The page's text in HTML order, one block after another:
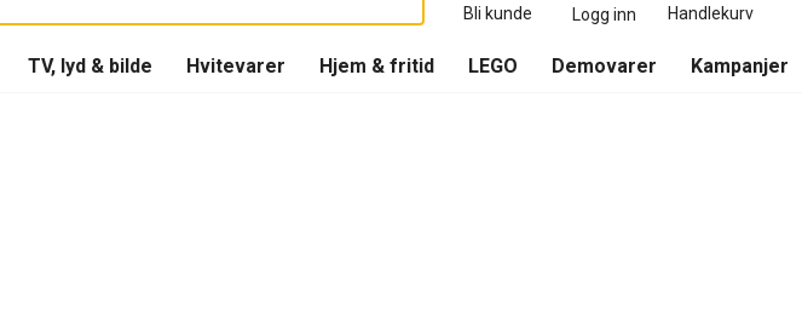
Bli kunde Logg inn Handlekurv
Produkter
TV, lyd & bilde Hvitevarer Hjem & fritid LEGO Demovarer Kampanjer